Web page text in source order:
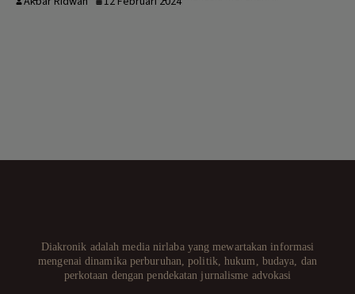
Diakronik adalah media nirlaba yang mewartakan informasi
mengenai dinamika perburuhan, politik, hukum, budaya, dan
perkotaan dengan pendekatan jurnalisme advokasi